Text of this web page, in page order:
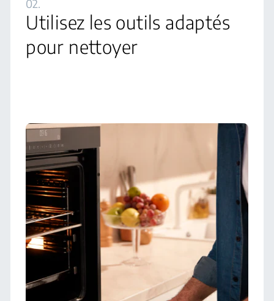
02.
Utilisez les outils adaptés
pour nettoyer